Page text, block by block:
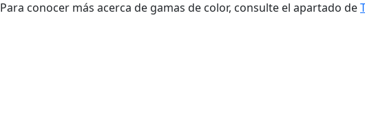
Para conocer más acerca de gamas de color, consulte el apartado de